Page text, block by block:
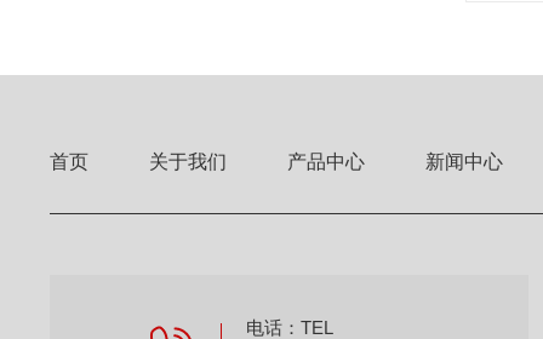
首页 关于我们 产品中心 新闻中心
电话：TEL